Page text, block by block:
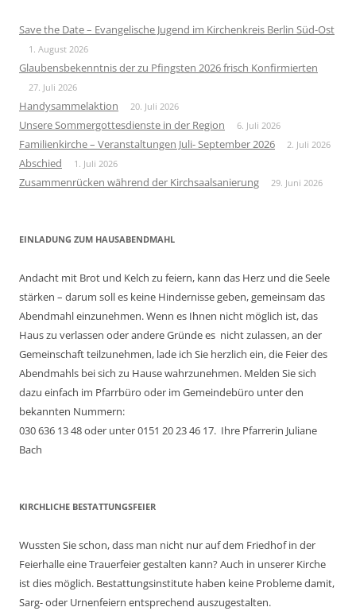
Save the Date – Evangelische Jugend im Kirchenkreis Berlin Süd-Ost
1. August 2026
Glaubensbekenntnis der zu Pfingsten 2026 frisch Konfirmierten
27. Juli 2026
Handysammelaktion 20. Juli 2026
Unsere Sommergottesdienste in der Region 6. Juli 2026
Familienkirche – Veranstaltungen Juli- September 2026 2. Juli 2026
Abschied 1. Juli 2026
Zusammenrücken während der Kirchsaalsanierung 29. Juni 2026
EINLADUNG ZUM HAUSABENDMAHL
Andacht mit Brot und Kelch zu feiern, kann das Herz und die Seele
stärken – darum soll es keine Hindernisse geben, gemeinsam das
Abendmahl einzunehmen. Wenn es Ihnen nicht möglich ist, das
Haus zu verlassen oder andere Gründe es nicht zulassen, an der
Gemeinschaft teilzunehmen, lade ich Sie herzlich ein, die Feier des
Abendmahls bei sich zu Hause wahrzunehmen. Melden Sie sich
dazu einfach im Pfarrbüro oder im Gemeindebüro unter den
bekannten Nummern:
030 636 13 48 oder unter 0151 20 23 46 17. Ihre Pfarrerin Juliane
Bach
KIRCHLICHE BESTATTUNGSFEIER
Wussten Sie schon, dass man nicht nur auf dem Friedhof in der
Feierhalle eine Trauerfeier gestalten kann? Auch in unserer Kirche
ist dies möglich. Bestattungsinstitute haben keine Probleme damit,
Sarg- oder Urnenfeiern entsprechend auszugestalten.